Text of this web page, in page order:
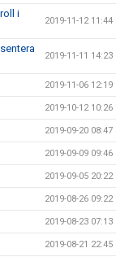
i
2019-11-12 11:44
2019-11-11 14:23
2019-11-06 12:19
2019-10-12 10:26
2019-09-20 08:47
2019-09-09 09:46
2019-09-05 20:22
2019-08-26 09:22
2019-08-23 07:13
2019-08-21 22:45